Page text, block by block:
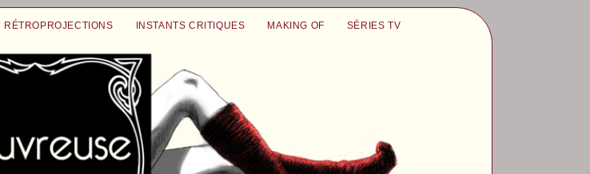
RÉTROPROJECTIONS INSTANTS CRITIQUES MAKING OF SÉRIES TV